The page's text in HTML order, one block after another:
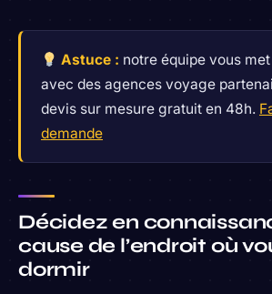
Astuce : notre équipe vous
avec des agences voyage
devis sur mesure gratuit en 48h.
demande
Décidez en
cause de l’endroit où
dormir